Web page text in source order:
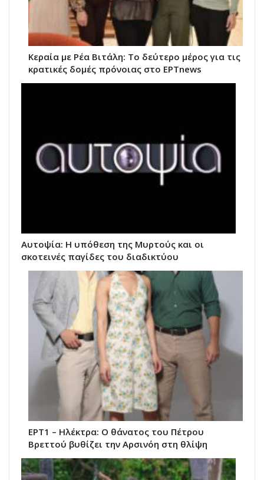
Κεραία με Ρέα Βιτάλη: Το δεύτερο μέρος για τις
κρατικές δομές πρόνοιας στο ΕΡΤnews
Αυτοψία: Η υπόθεση της Μυρτούς και οι
σκοτεινές παγίδες του διαδικτύου
ΕΡΤ1 – Ηλέκτρα: Ο θάνατος του Πέτρου
Βρεττού βυθίζει την Αρσινόη στη θλίψη